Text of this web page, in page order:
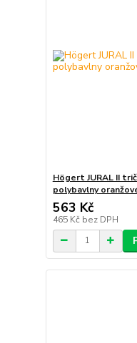
Högert JURAL II
polybavlny
563 Kč
465 Kč bez DPH